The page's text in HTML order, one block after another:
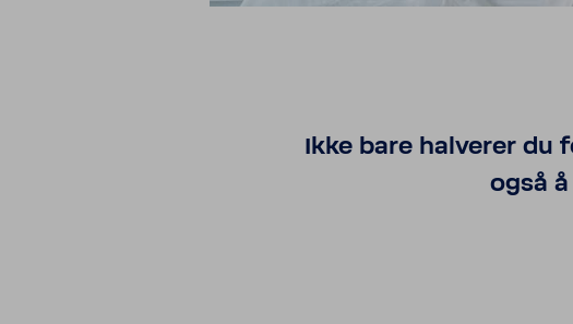
Ikke bare halverer du
også